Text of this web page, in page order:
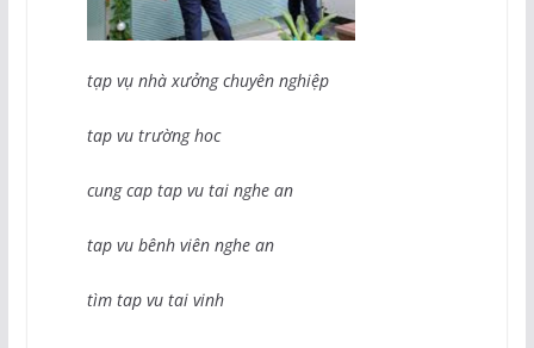
tạp vụ nhà xưởng chuyên nghiệp
tap vu trường hoc
cung cap tap vu tai nghe an
tap vu bênh viên nghe an
tìm tap vu tai vinh